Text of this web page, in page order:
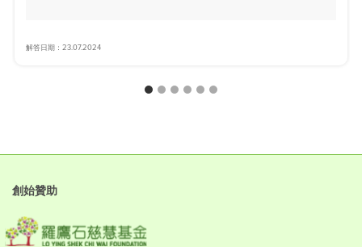
解答日期：23.07.2024
創始贊助